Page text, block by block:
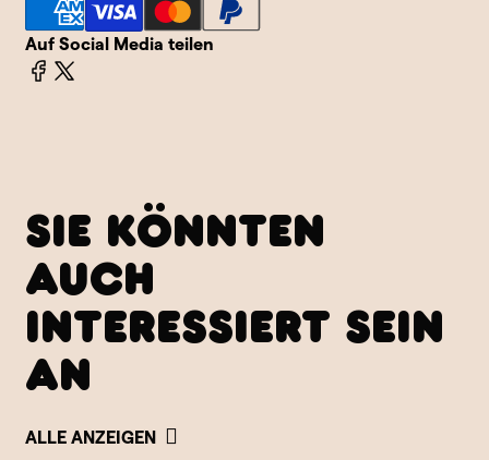
Auf Social Media teilen
SIE KÖNNTEN
AUCH
INTERESSIERT SEIN
AN
ALLE ANZEIGEN